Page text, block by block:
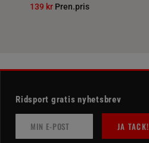
139 kr Pren.pris
Ridsport gratis nyhetsbrev
JA TACK!